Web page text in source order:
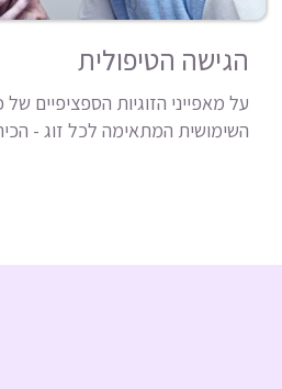
הגישה הטיפולית
על מאפייני הזוגיות הספציפיים
השימושית המתאימה לכל זוג -